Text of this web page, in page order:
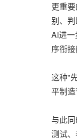
更重
别、
AI进
序衔接
这种"
平制造
与此
测试